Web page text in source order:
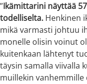
”Ikämittarini näyttää
todelliselta. Henkinen
mikä varmasti johtuu
monelle olisin voinut
kuitenkaan lähtenyt
täysin samalla viivalla
muillekin vanhemmille